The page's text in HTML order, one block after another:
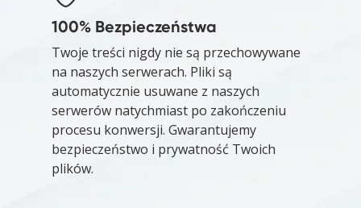
100% Bezpieczeństwa
Twoje treści nigdy nie są przechowywane
na naszych serwerach. Pliki są
automatycznie usuwane z naszych
serwerów natychmiast po zakończeniu
procesu konwersji. Gwarantujemy
bezpieczeństwo i prywatność Twoich
plików.